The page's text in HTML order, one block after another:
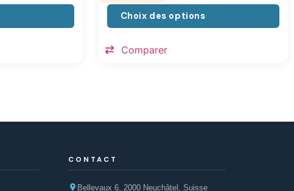
Choix des options
Comparer
CONTACT
Bellevaux 6, 2000 Neuchâtel, Suisse